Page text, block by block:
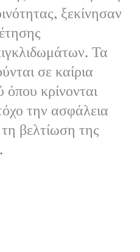
ξεκίνησαν
Τα
σε καίρια
όπου κρίνονται
την ασφάλεια
βελτίωση της